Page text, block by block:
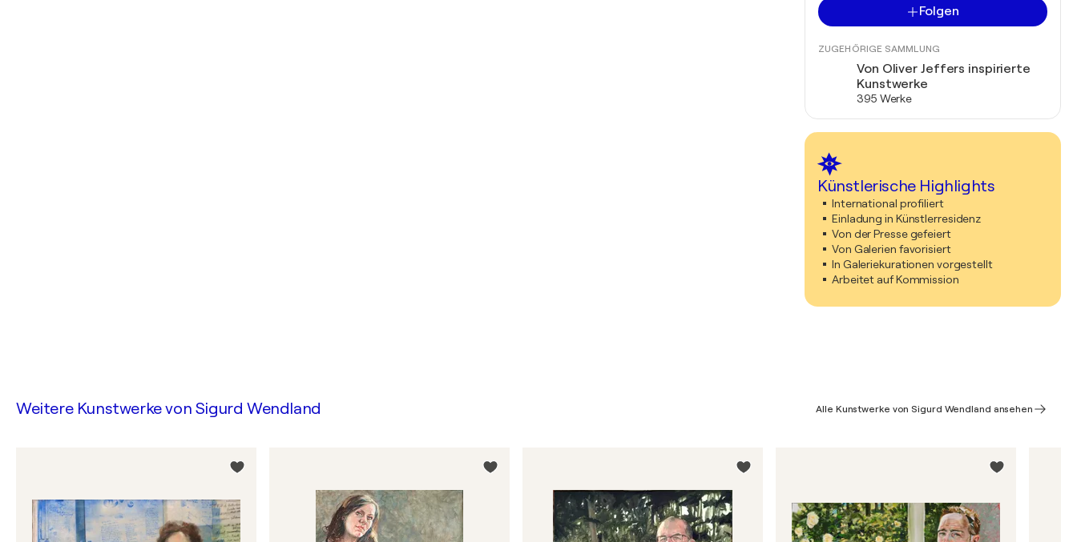
Folgen
ZUGEHÖRIGE SAMMLUNG
Von Oliver Jeffers inspirierte
Kunstwerke
395 Werke
Künstlerische Highlights
International profiliert
Einladung in Künstlerresidenz
Von der Presse gefeiert
Von Galerien favorisiert
In Galeriekurationen vorgestellt
Arbeitet auf Kommission
Weitere Kunstwerke von Sigurd Wendland Alle Kunstwerke von Sigurd Wendland ansehen